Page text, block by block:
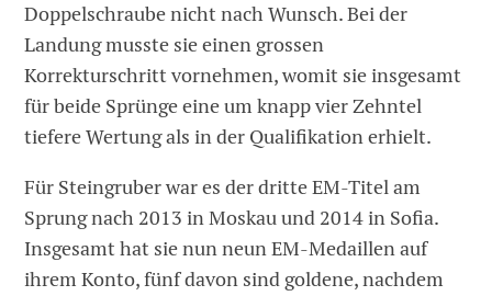
Doppelschraube nicht nach Wunsch. Bei der
Landung musste sie einen grossen
Korrekturschritt vornehmen, womit sie insgesamt
für beide Sprünge eine um knapp vier Zehntel
tiefere Wertung als in der Qualifikation erhielt.
Für Steingruber war es der dritte EM-Titel am
Sprung nach 2013 in Moskau und 2014 in Sofia.
Insgesamt hat sie nun neun EM-Medaillen auf
ihrem Konto, fünf davon sind goldene, nachdem